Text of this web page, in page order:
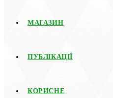
МАГАЗИН
ПУБЛІКАЦІЇ
КОРИСНЕ